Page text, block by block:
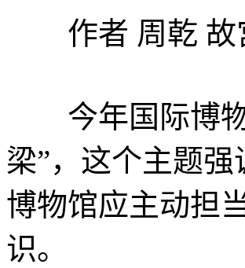
作者 周乾 故
今年国际博物
梁”，这个主题
博物馆应主动担
识。